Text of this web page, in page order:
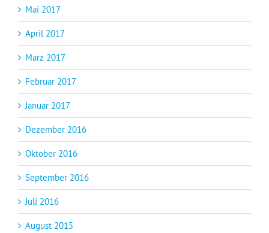
Mai 2017
April 2017
März 2017
Februar 2017
Januar 2017
Dezember 2016
Oktober 2016
September 2016
Juli 2016
August 2015